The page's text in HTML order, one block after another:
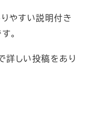
やすい説明付き
。
詳しい投稿をあり